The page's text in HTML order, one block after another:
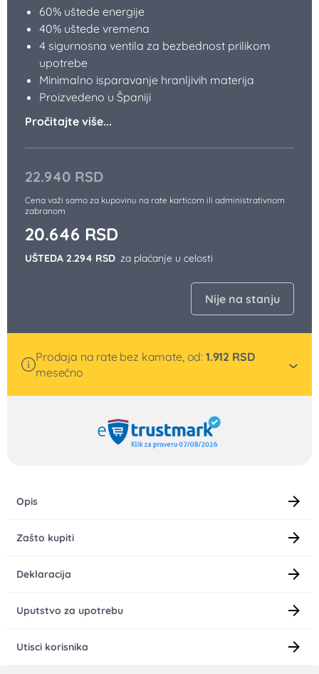
22.940 RSD
Cena važi samo za kupovinu na rate karticom ili administrativnom
zabranom
20.646 RSD
UŠTEDA 2.294 RSD za plaćanje u celosti
60% uštede energije
40% uštede vremena
4 sigurnosna ventila za bezbednost prilikom
upotrebe
Minimalno isparavanje hranljivih materija
Proizvedeno u Španiji
Pročitajte više...
Nije na stanju
Prodaja na rate bez kamate, od: 1.912 RSD
mesečno
Opis
Zašto kupiti
Deklaracija
Uputstvo za upotrebu
Utisci korisnika